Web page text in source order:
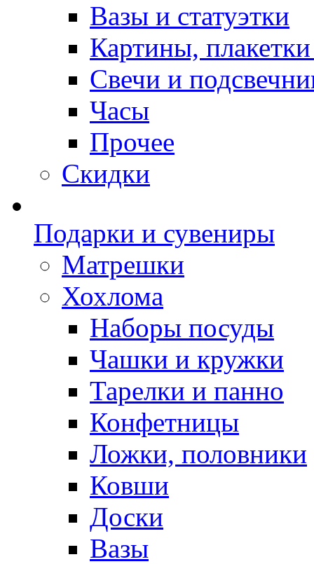
Вазы и статуэтки
Картины,
Свечи и
Часы
Прочее
Скидки
Подарки и сувениры
Матрешки
Хохлома
Наборы посуды
Чашки и кружки
Тарелки и панно
Конфетницы
Ложки, половники
Ковши
Доски
Вазы